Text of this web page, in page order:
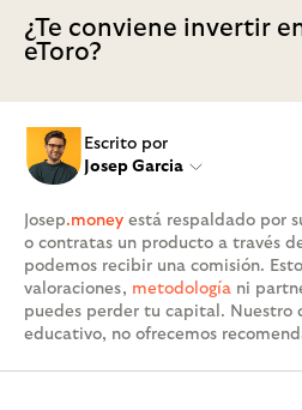
¿Te conviene invertir
eToro?
Escrito por
Josep Garcia
Josep.money está respaldado por
o contratas un producto a través
podemos recibir una comisión.
valoraciones, metodología ni
puedes perder tu capital. Nuestro
educativo, no ofrecemos